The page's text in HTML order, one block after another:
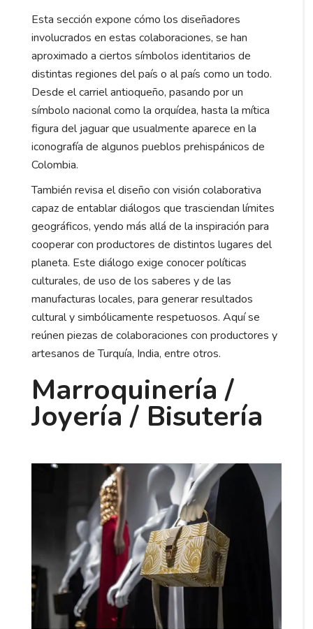
Esta sección expone cómo los diseñadores
involucrados en estas colaboraciones, se han
aproximado a ciertos símbolos identitarios de
distintas regiones del país o al país como un todo.
Desde el carriel antioqueño, pasando por un
símbolo nacional como la orquídea, hasta la mítica
figura del jaguar que usualmente aparece en la
iconografía de algunos pueblos prehispánicos de
Colombia.
También revisa el diseño con visión colaborativa
capaz de entablar diálogos que trasciendan límites
geográficos, yendo más allá de la inspiración para
cooperar con productores de distintos lugares del
planeta. Este diálogo exige conocer políticas
culturales, de uso de los saberes y de las
manufacturas locales, para generar resultados
cultural y simbólicamente respetuosos. Aquí se
reúnen piezas de colaboraciones con productores y
artesanos de Turquía, India, entre otros.
Marroquinería /
Joyería / Bisutería